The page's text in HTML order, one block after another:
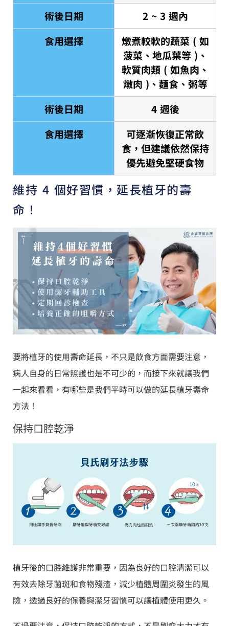
術後日期
2 ~ 3 週內
食用選擇
燉煮較軟的蔬菜 ( 如
菠菜、地瓜葉等 )、
軟質肉類 ( 如魚肉、
燉肉 )、麵食、粥等
術後日期
4 週後
食用選擇
可逐漸恢復正常飲
食，但建議依然保持
優先避免堅硬食物
維持 4 個好習慣，延長植牙的壽
命！
要將植牙的使用壽命延長，不只是飲食方面需要注意，
病人自身的日常照護也是不可少的，而接下來就讓我們
一起來看看，有哪些是我們平時可以做的延長植牙壽命
方法！
保持口腔乾淨
植牙後的口腔維護非常重要，因為良好的口腔清潔可以
有效去除牙菌斑和食物殘渣，減少植體周圍炎發生的風
險，透過良好的保養與潔牙習慣可以讓植體使用更久。